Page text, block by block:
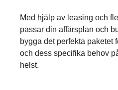
Med hjälp av leasing och
passar din affärsplan och
bygga det perfekta paketet
och dess specifika behov
helst.